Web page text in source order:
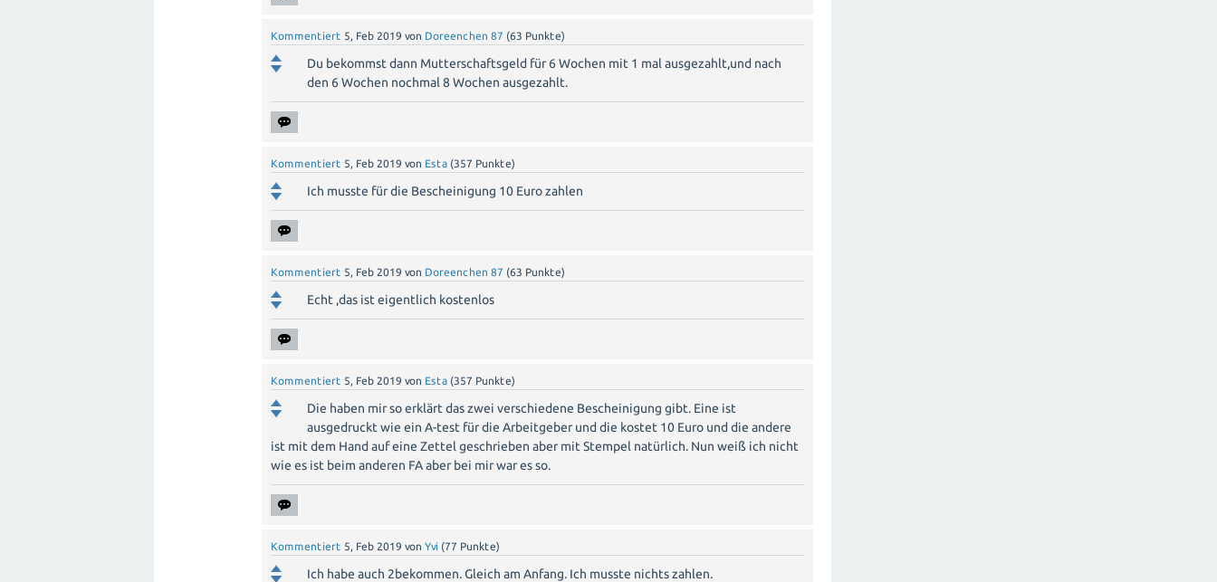
Kommentiert 5, Feb 2019 von Doreenchen 87 (63 Punkte)
Du bekommst dann Mutterschaftsgeld für 6 Wochen mit 1 mal ausgezahlt,und nach
den 6 Wochen nochmal 8 Wochen ausgezahlt.
Kommentiert 5, Feb 2019 von Esta (357 Punkte)
Ich musste für die Bescheinigung 10 Euro zahlen
Kommentiert 5, Feb 2019 von Doreenchen 87 (63 Punkte)
Echt ,das ist eigentlich kostenlos
Kommentiert 5, Feb 2019 von Esta (357 Punkte)
Die haben mir so erklärt das zwei verschiedene Bescheinigung gibt. Eine ist
ausgedruckt wie ein A-test für die Arbeitgeber und die kostet 10 Euro und die andere
ist mit dem Hand auf eine Zettel geschrieben aber mit Stempel natürlich. Nun weiß ich nicht
wie es ist beim anderen FA aber bei mir war es so.
Kommentiert 5, Feb 2019 vonYvi (77 Punkte)
Ich habe auch 2bekommen. Gleich am Anfang. Ich musste nichts zahlen.